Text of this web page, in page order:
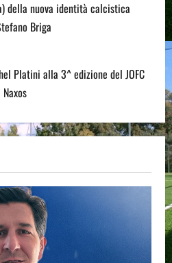
della nuova identità calcistica
Briga
Platini alla 3^ edizione del JOFC